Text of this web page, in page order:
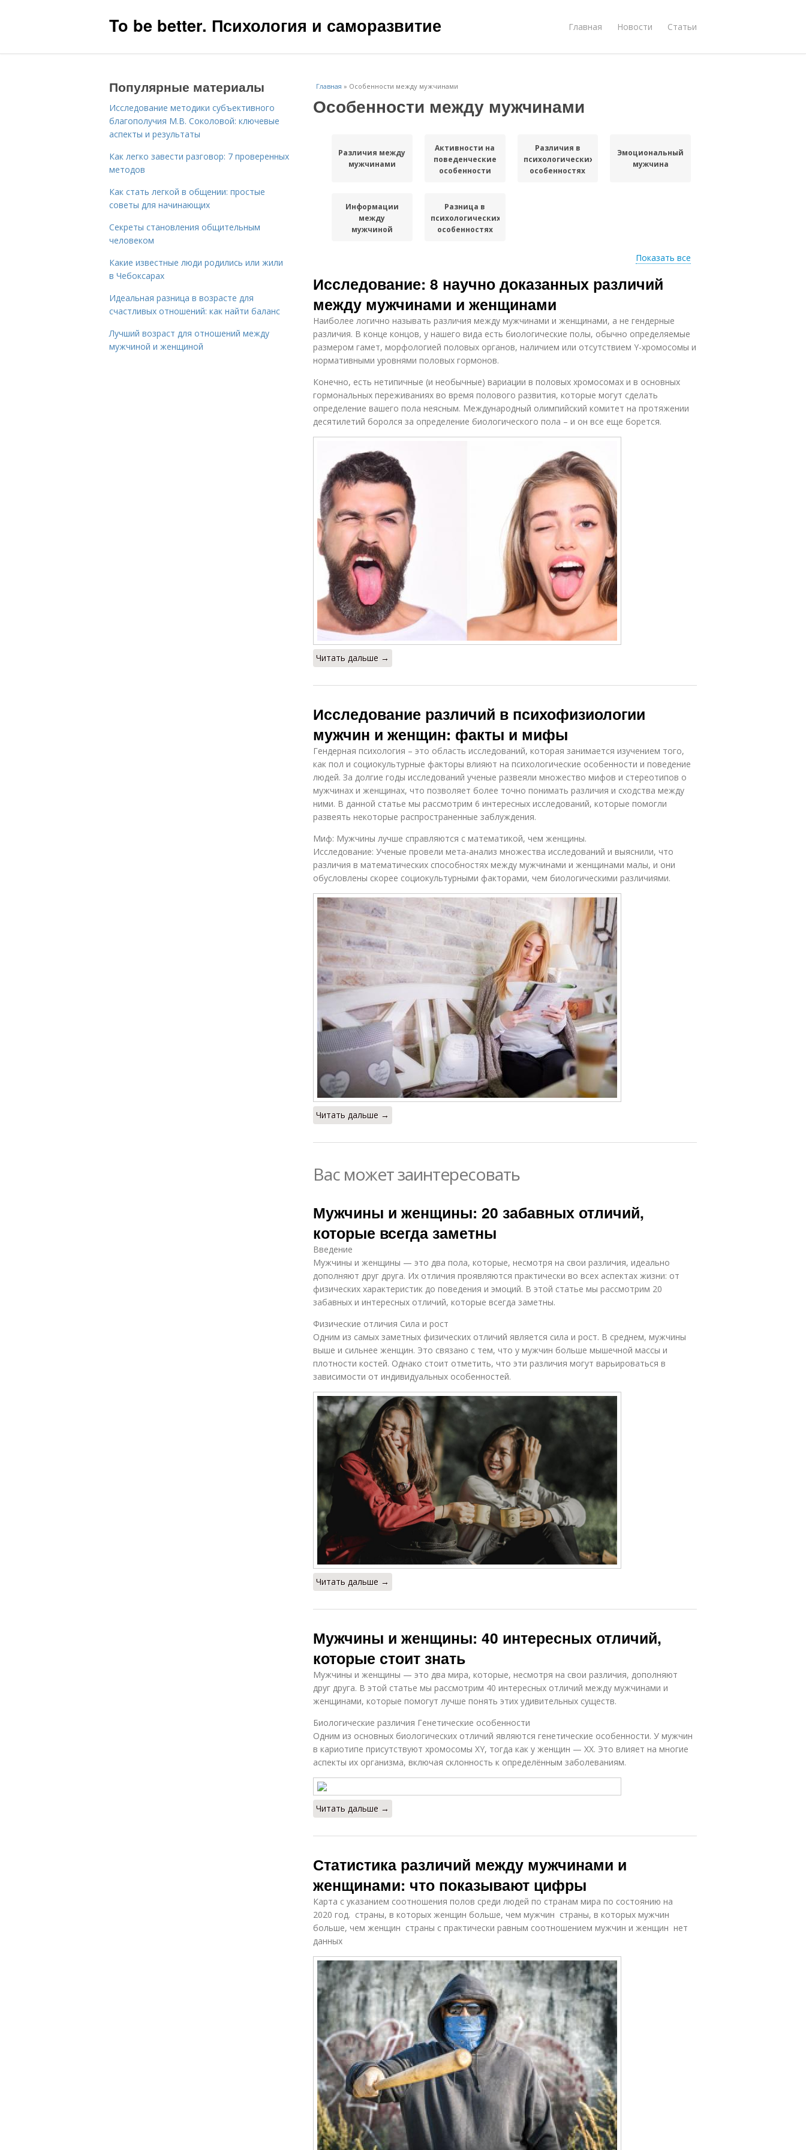
To be better. Психология и саморазвитие Главная Новости Статьи
Главная » Особенности между мужчинами
Особенности между мужчинами
Различия между
мужчинами
Активности на
поведенческие
особенности
Различия в
психологических
особенностях
Эмоциональный
мужчина
Информации
между
мужчиной
Разница в
психологических
особенностях
Показать все
Исследование: 8 научно доказанных различий
между мужчинами и женщинами
Наиболее логично называть различия между мужчинами и женщинами, а не гендерные
различия. В конце концов, у нашего вида есть биологические полы, обычно определяемые
размером гамет, морфологией половых органов, наличием или отсутствием Y-хромосомы и
нормативными уровнями половых гормонов.
Конечно, есть нетипичные (и необычные) вариации в половых хромосомах и в основных
гормональных переживаниях во время полового развития, которые могут сделать
определение вашего пола неясным. Международный олимпийский комитет на протяжении
десятилетий боролся за определение биологического пола – и он все еще борется.
Читать дальше →
Исследование различий в психофизиологии
мужчин и женщин: факты и мифы
Гендерная психология – это область исследований, которая занимается изучением того,
как пол и социокультурные факторы влияют на психологические особенности и поведение
людей. За долгие годы исследований ученые развеяли множество мифов и стереотипов о
мужчинах и женщинах, что позволяет более точно понимать различия и сходства между
ними. В данной статье мы рассмотрим 6 интересных исследований, которые помогли
развеять некоторые распространенные заблуждения.
Миф: Мужчины лучше справляются с математикой, чем женщины.
Исследование: Ученые провели мета-анализ множества исследований и выяснили, что
различия в математических способностях между мужчинами и женщинами малы, и они
обусловлены скорее социокультурными факторами, чем биологическими различиями.
Читать дальше →
Вас может заинтересовать
Мужчины и женщины: 20 забавных отличий,
которые всегда заметны
Введение
Мужчины и женщины — это два пола, которые, несмотря на свои различия, идеально
дополняют друг друга. Их отличия проявляются практически во всех аспектах жизни: от
физических характеристик до поведения и эмоций. В этой статье мы рассмотрим 20
забавных и интересных отличий, которые всегда заметны.
Физические отличия Сила и рост
Одним из самых заметных физических отличий является сила и рост. В среднем, мужчины
выше и сильнее женщин. Это связано с тем, что у мужчин больше мышечной массы и
плотности костей. Однако стоит отметить, что эти различия могут варьироваться в
зависимости от индивидуальных особенностей.
Читать дальше →
Мужчины и женщины: 40 интересных отличий,
которые стоит знать
Мужчины и женщины — это два мира, которые, несмотря на свои различия, дополняют
друг друга. В этой статье мы рассмотрим 40 интересных отличий между мужчинами и
женщинами, которые помогут лучше понять этих удивительных существ.
Биологические различия Генетические особенности
Одним из основных биологических отличий являются генетические особенности. У мужчин
в кариотипе присутствуют хромосомы XY, тогда как у женщин — XX. Это влияет на многие
аспекты их организма, включая склонность к определённым заболеваниям.
Читать дальше →
Статистика различий между мужчинами и
женщинами: что показывают цифры
Карта с указанием соотношения полов среди людей по странам мира по состоянию на
2020 год. страны, в которых женщин больше, чем мужчин страны, в которых мужчин
больше, чем женщин страны с практически равным соотношением мужчин и женщин нет
данных
Популярные материалы
Исследование методики субъективного
благополучия М.В. Соколовой: ключевые
аспекты и результаты
Как легко завести разговор: 7 проверенных
методов
Как стать легкой в общении: простые
советы для начинающих
Секреты становления общительным
человеком
Какие известные люди родились или жили
в Чебоксарах
Идеальная разница в возрасте для
счастливых отношений: как найти баланс
Лучший возраст для отношений между
мужчиной и женщиной